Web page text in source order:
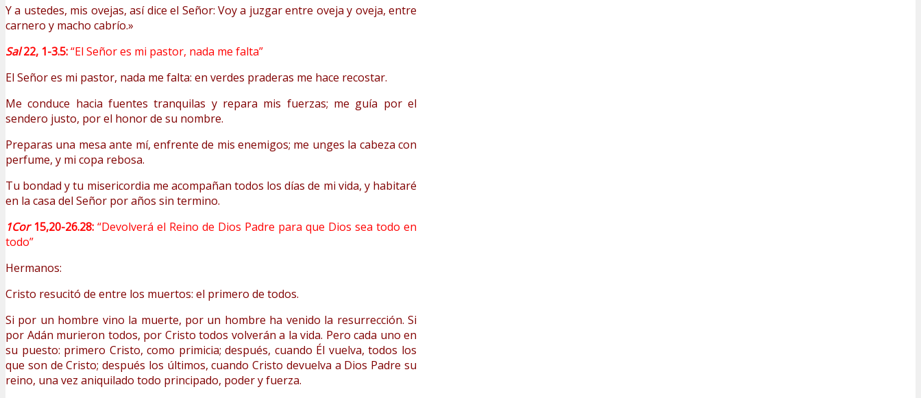
Y a ustedes, mis ovejas, así dice el Señor: Voy a juzgar entre oveja y oveja, entre
carnero y macho cabrío.»
Sal22, 1-3.5:“El Señor es mi pastor, nada me falta”
El Señor es mi pastor, nada me falta: en verdes praderas me hace recostar.
Me conduce hacia fuentes tranquilas y repara mis fuerzas; me guía por el
sendero justo, por el honor de su nombre.
Preparas una mesa ante mí, enfrente de mis enemigos; me unges la cabeza con
perfume, y mi copa rebosa.
Tu bondad y tu misericordia me acompañan todos los días de mi vida, y habitaré
en la casa del Señor por años sin termino.
1Cor15,20-26.28: “Devolverá el Reino de Dios Padre para que Dios sea todo en
todo”
Hermanos:
Cristo resucitó de entre los muertos: el primero de todos.
Si por un hombre vino la muerte, por un hombre ha venido la resurrección. Si
por Adán murieron todos, por Cristo todos volverán a la vida. Pero cada uno en
su puesto: primero Cristo, como primicia; después, cuando Él vuelva, todos los
que son de Cristo; después los últimos, cuando Cristo devuelva a Dios Padre su
reino, una vez aniquilado todo principado, poder y fuerza.